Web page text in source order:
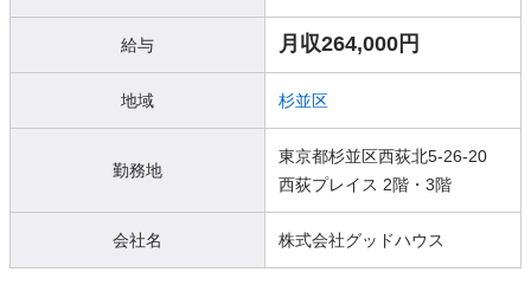
給与 月収264,000円
地域 杉並区
勤務地
東京都杉並区西荻北5-26-20
西荻プレイス 2階・3階
会社名 株式会社グッドハウス